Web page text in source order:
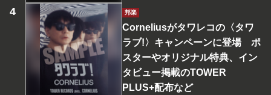
邦楽
Corneliusがタワレコの〈タワ
ラブ!〉キャンペーンに登場 ポ
スターやオリジナル特典、イン
タビュー掲載のTOWER
PLUS+配布など